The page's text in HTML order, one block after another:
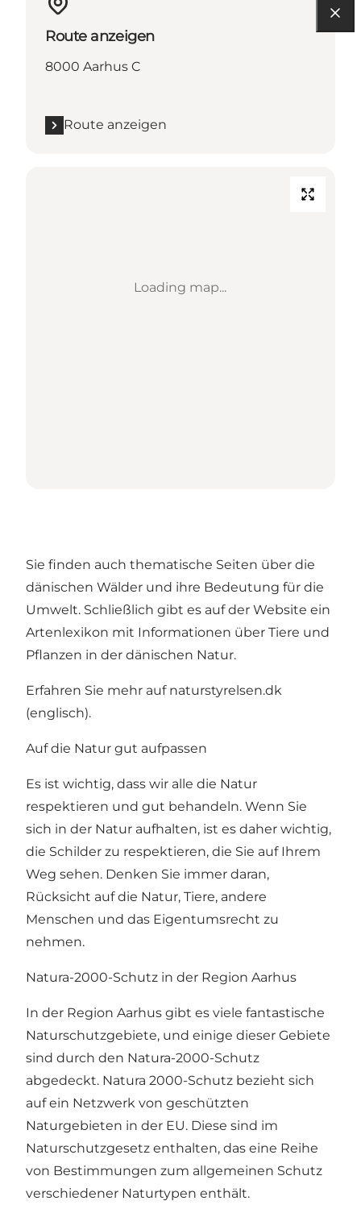
Route anzeigen
8000 Aarhus C
Route anzeigen
Loading map...
Sie finden auch thematische Seiten über die
dänischen Wälder und ihre Bedeutung für die
Umwelt. Schließlich gibt es auf der Website ein
Artenlexikon mit Informationen über Tiere und
Pflanzen in der dänischen Natur.
Erfahren Sie mehr auf naturstyrelsen.dk
(englisch).
Auf die Natur gut aufpassen
Es ist wichtig, dass wir alle die Natur
respektieren und gut behandeln. Wenn Sie
sich in der Natur aufhalten, ist es daher wichtig,
die Schilder zu respektieren, die Sie auf Ihrem
Weg sehen. Denken Sie immer daran,
Rücksicht auf die Natur, Tiere, andere
Menschen und das Eigentumsrecht zu
nehmen.
Natura-2000-Schutz in der Region Aarhus
In der Region Aarhus gibt es viele fantastische
Naturschutzgebiete, und einige dieser Gebiete
sind durch den Natura-2000-Schutz
abgedeckt. Natura 2000-Schutz bezieht sich
auf ein Netzwerk von geschützten
Naturgebieten in der EU. Diese sind im
Naturschutzgesetz enthalten, das eine Reihe
von Bestimmungen zum allgemeinen Schutz
verschiedener Naturtypen enthält.